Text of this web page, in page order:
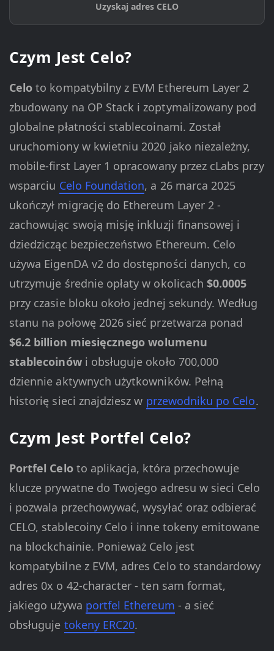
Uzyskaj adres CELO
Czym Jest Celo?
Celo to kompatybilny z EVM Ethereum Layer 2
zbudowany na OP Stack i zoptymalizowany pod
globalne płatności stablecoinami. Został
uruchomiony w kwietniu 2020 jako niezależny,
mobile-first Layer 1 opracowany przez cLabs przy
wsparciu Celo Foundation, a 26 marca 2025
ukończył migrację do Ethereum Layer 2 -
zachowując swoją misję inkluzji finansowej i
dziedzicząc bezpieczeństwo Ethereum. Celo
używa EigenDA v2 do dostępności danych, co
utrzymuje średnie opłaty w okolicach $0.0005
przy czasie bloku około jednej sekundy. Według
stanu na połowę 2026 sieć przetwarza ponad
$6.2 billion miesięcznego wolumenu
stablecoinówi obsługuje około 700,000
dziennie aktywnych użytkowników. Pełną
historię sieci znajdziesz w przewodniku po Celo.
Czym Jest Portfel Celo?
Portfel Celoto aplikacja, która przechowuje
klucze prywatne do Twojego adresu w sieci Celo
i pozwala przechowywać, wysyłać oraz odbierać
CELO, stablecoiny Celo i inne tokeny emitowane
na blockchainie. Ponieważ Celo jest
kompatybilne z EVM, adres Celo to standardowy
adres 0x o 42-character - ten sam format,
jakiego używa portfel Ethereum - a sieć
obsługuje tokeny ERC20.